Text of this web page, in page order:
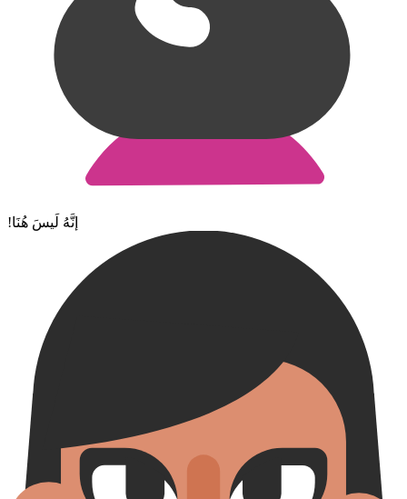
!إنَّهُ لَيسَ هُنَا